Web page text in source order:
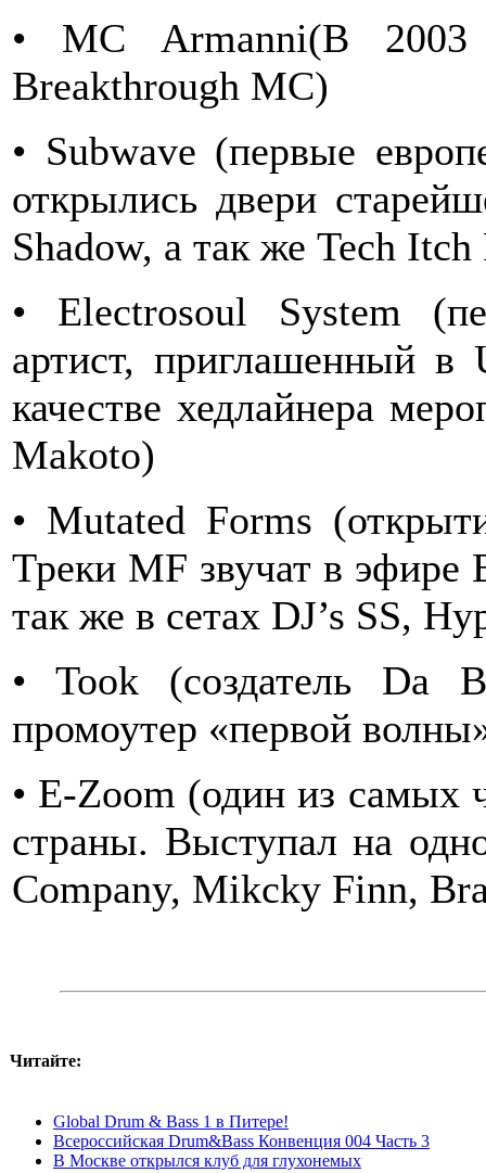
• MC Armanni(В 2003
Breakthrough MC)
• Subwave (первые
открылись двери
Shadow, а так же Tech
• Electrosoul System
артист, приглашенный в
качестве хедлайнера
Makoto)
• Mutated Forms
Треки MF звучат в
так же в сетах DJ’s SS,
• Took (создатель Da
промоутер «первой
• E-Zoom (один из самых
страны. Выступал на
Company, Mikcky Finn,
Читайте:
Global Drum & Bass 1 в Питере!
Всероссийская Drum&Bass Конвенция 004 Часть 3
В Москве открылся клуб для глухонемых